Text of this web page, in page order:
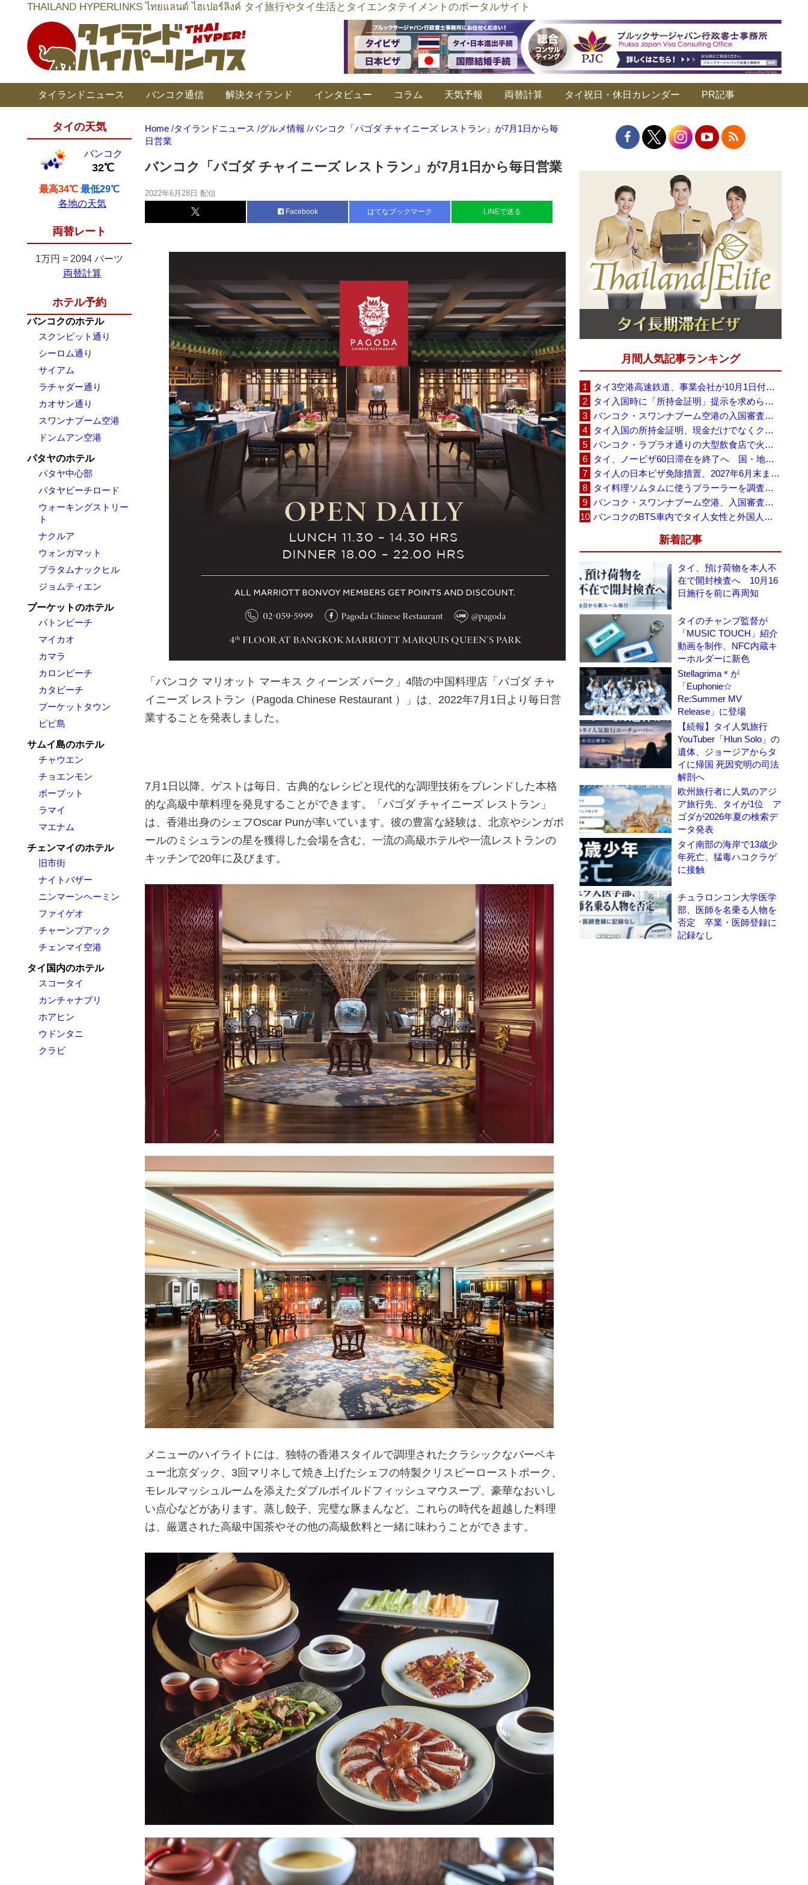
THAILAND HYPERLINKS ไทยแลนด์ ไฮเปอร์ลิงค์ タイ旅行やタイ生活とタイエンタテイメントのポータルサイト
タイランドニュース バンコク通信 解決タイランド インタビュー コラム 天気予報 両替計算 タイ祝日・休日カレンダー PR記事
タイの天気
バンコク
32℃
最高34℃ 最低29℃
各地の天気
両替レート
1万円 = 2094 バーツ
両替計算
ホテル予約
バンコクのホテル
スクンビット通り
シーロム通り
サイアム
ラチャダー通り
カオサン通り
スワンナプーム空港
ドンムアン空港
パタヤのホテル
パタヤ中心部
パタヤビーチロード
ウォーキングストリー
ト
ナクルア
ウォンガマット
プラタムナックヒル
ジョムティエン
プーケットのホテル
パトンビーチ
マイカオ
カマラ
カロンビーチ
カタビーチ
プーケットタウン
ピピ島
サムイ島のホテル
チャウエン
チョエンモン
ボープット
ラマイ
マエナム
チェンマイのホテル
旧市街
ナイトバザー
ニンマーンヘーミン
ファイゲオ
チャーンプアック
チェンマイ空港
タイ国内のホテル
スコータイ
カンチャナブリ
ホアヒン
ウドンタニ
クラビ
Home /タイランドニュース /グルメ情報 /バンコク「パゴダ チャイニーズ レストラン」が7月1日から毎
日営業
バンコク「パゴダ チャイニーズ レストラン」が7月1日から毎日営業
2022年6月28日 配信
Facebook はてなブックマーク LINEで送る
「バンコク マリオット マーキス クィーンズ パーク」4階の中国料理店「パゴダ チャ
イニーズ レストラン（Pagoda Chinese Restaurant ）」は、2022年7月1日より毎日営
業することを発表しました。
7月1日以降、ゲストは毎日、古典的なレシピと現代的な調理技術をブレンドした本格
的な高級中華料理を発見することができます。「パゴダ チャイニーズ レストラン」
は、香港出身のシェフOscar Punが率いています。彼の豊富な経験は、北京やシンガポ
ールのミシュランの星を獲得した会場を含む、一流の高級ホテルや一流レストランの
キッチンで20年に及びます。
メニューのハイライトには、独特の香港スタイルで調理されたクラシックなバーベキ
ュー北京ダック、3回マリネして焼き上げたシェフの特製クリスピーローストポーク、
モレルマッシュルームを添えたダブルボイルドフィッシュマウスープ、豪華なおいし
い点心などがあります。蒸し餃子、完璧な豚まんなど。これらの時代を超越した料理
は、厳選された高級中国茶やその他の高級飲料と一緒に味わうことができます。
月間人気記事ランキング
タイ3空港高速鉄道、事業会社が10月1日付の契約終了を通知 「現時点での撤退決定ではない」
タイ入国時に「所持金証明」提示を求められる場合も、タイ政府観光庁が外国人旅行者に再周知
バンコク・スワンナプーム空港の入国審査に長蛇の列、SNSで「3～4時間待ち」との投稿が拡散
タイ入国の所持金証明、現金だけでなくクレジットカードや銀行明細も提示可能
バンコク・ラプラオ通りの大型飲食店で火災、27人死亡・多数負傷
タイ、ノービザ60日滞在を終了へ 国・地域別に30日・15日へ再編
タイ人の日本ビザ免除措置、2027年6月末まで延長 不安広がる中でひとまず安堵
タイ料理ソムタムに使うプラーラーを調査へ、大学新入生4,233人が肝吸虫感染
バンコク・スワンナプーム空港、入国審査で2～3時間待ちの時間帯も 審査厳格化と人員不足が影響か
バンコクのBTS車内でタイ人女性と外国人学生グループが口論、騒音めぐる動画が拡散
新着記事
タイ、預け荷物を本人不
在で開封検査へ 10月16
日施行を前に再周知
タイのチャンプ監督が
「MUSIC TOUCH」紹介
動画を制作、NFC内蔵キ
ーホルダーに新色
Stellagrima＊が
「Euphonie☆
Re:Summer MV
Release」に登場
【続報】タイ人気旅行
YouTuber「Hlun Solo」の
遺体、ジョージアからタ
イに帰国 死因究明の司法
解剖へ
欧州旅行者に人気のアジ
ア旅行先、タイが1位 ア
ゴダが2026年夏の検索デ
ータ発表
タイ南部の海岸で13歳少
年死亡、猛毒ハコクラゲ
に接触
チュラロンコン大学医学
部、医師を名乗る人物を
否定 卒業・医師登録に
記録なし